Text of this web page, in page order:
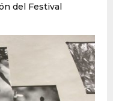
del Festival